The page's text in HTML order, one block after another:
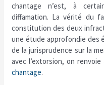
chantage n’est, à
diffamation. La vérité du
constitution des deux
une étude approfondie des
de la jurisprudence sur la
avec l’extorsion, on renvoie
chantage.